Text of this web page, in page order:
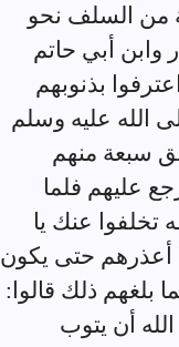
من السلف نحو
وابن أبي حاتم
بذنوبهم
الله عليه وسلم
سبعة منهم
عليهم فلما
تخلفوا عنك يا
أعذرهم حتى يكون
بلغهم ذلك قالوا:
أن يتوب